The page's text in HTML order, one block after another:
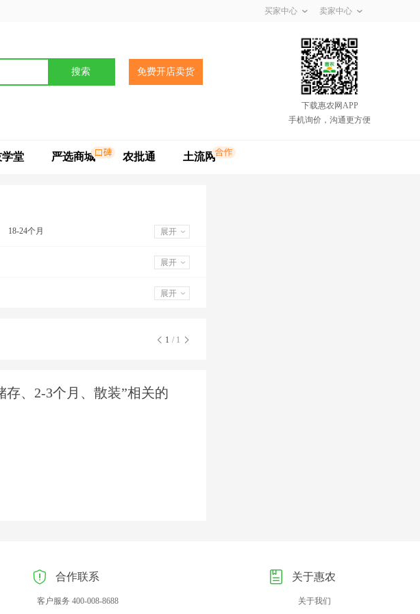
买家中心 卖家中心
搜索 免费开店卖货
下载惠农网APP
手机询价，沟通更方便
堂 严选商城 农批通 土流网
18-24个月 展开
展开
展开
1 / 1
、2-3个月、散装”相关的
合作联系
客户服务 400-008-8688
关于惠农
关于我们